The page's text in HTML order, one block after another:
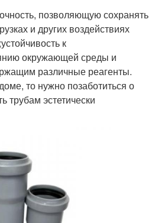
позволяющую сохранять
и других воздействиях
к
окружающей среды и
различные реагенты.
то нужно позаботиться о
трубам эстетически